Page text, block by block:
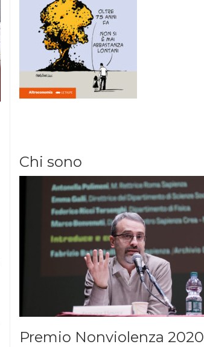
Chi sono
Premio Nonviolenza 2020